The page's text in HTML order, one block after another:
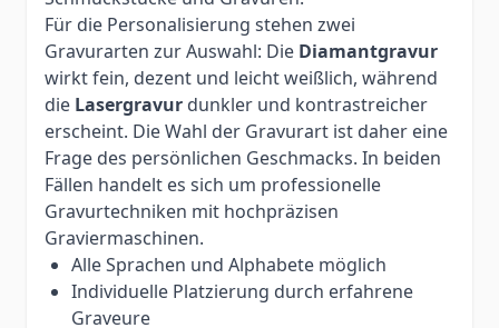
Für die Personalisierung stehen zwei
Gravurarten zur Auswahl: Die Diamantgravur
wirkt fein, dezent und leicht weißlich, während
die Lasergravur dunkler und kontrastreicher
erscheint. Die Wahl der Gravurart ist daher eine
Frage des persönlichen Geschmacks. In beiden
Fällen handelt es sich um professionelle
Gravurtechniken mit hochpräzisen
Graviermaschinen.
Alle Sprachen und Alphabete möglich
Individuelle Platzierung durch erfahrene
Graveure